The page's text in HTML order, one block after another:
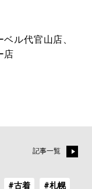
ル代官山店、
店
記事一覧
#古着 #札幌